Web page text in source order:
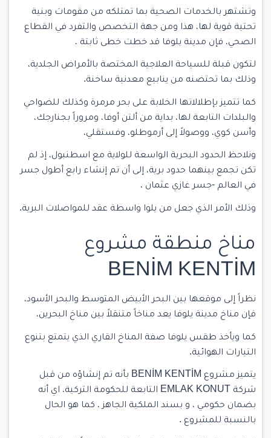
وتشتهر بالخدمات الصحية بما تمتلكه من مقومات وبنية
تحتية قوية لها، هذا ومن جهة التخصص والتفرد في القطاع
الصحي، فإن مدينة يلوفا قد خطت خطى ثابتة ،
لتكون قبلة للسياحة العلاجية المختصة بالأمراض الجلدية،
وذلك بما تحتضنه من ينابيع معدنية ساخنة.
كما تتميز بإطلالاتها الخلابة على بحر مرمرة وكذلك للضواحي
والبلدات التابعة لها، بداية من ألتن أوفا، ومروراً بجنارجك،
وأسن كوي، ووصولاً إلى أرموطلو، وفستقلي،
ونلاحظ الحدود البحرية الواسعة للولاية مع اسطنبول، إذ لم
تكن تجمع بينهما حدود برية، إلى أن تم إنشاء رابع أطول جسر
في العالم -جسر غازي عثمان ،
وذلك الأمر الذي جعل من يلوا واسطة عقد للمواصلات البرية.
مناخ منطقة مشروع
BENİM KENTİM
نظراً إلى موقعها بين البحر الأبيض المتوسط والبحر الأسود،
فإن مناخ مدينة يلوفا يعد مناخاً متنقلاً بين مناخ البحرين،
كما ويأخذ طقس يلوفا صفة المناخ القاري الذي يتمتع بتنوع
التيارات الهوائية.
يتميز مشروع BENİM KENTİM بأنه تم إنشاؤه من قبل
شركة EMLAK KONUT التابعة للحكومة التركية، اي أنه
بضمان حكومي ، و بسند الملكية الجاهز ، كما هو الحال
بالنسبة للمشروع .